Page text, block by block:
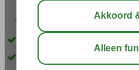
03:45
Only Adult hotel; min. leeftijd 16
Dicht bij Alanya